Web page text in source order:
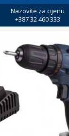
Nazovite za cijenu
+387 32 460 333